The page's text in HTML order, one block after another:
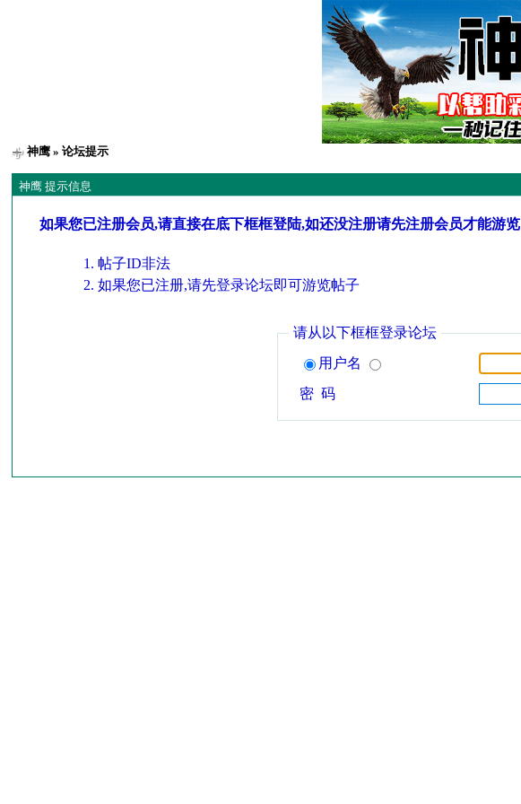
神鹰 » 论坛提示
神鹰 提示信息
如果您已注册会员,请直接在底下框框登陆,如还没注册请先注册会员才能游览
帖子ID非法
如果您已注册,请先登录论坛即可游览帖子
请从以下框框登录论坛
用户名
密 码